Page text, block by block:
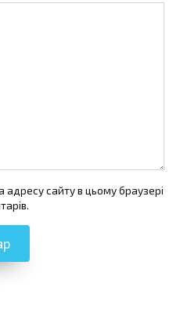
адресу сайту в цьому браузері